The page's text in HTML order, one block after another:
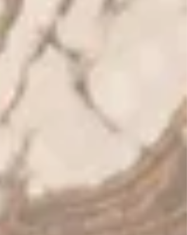
רבי ליידט פון א שווערע לונגען אנטצינדונג וואס
גאר אפשוואכן דעם רבינ'ס כוחות. אין די לעצטע
טעג איז דער רבי געווען היבש אפגעשוואכט, וואס
צוגעברענגט אז מען זאל דורכפירן פארשידענע
אונטערזוכונגען. היינט ווען עס איז קלאר געווארן אז